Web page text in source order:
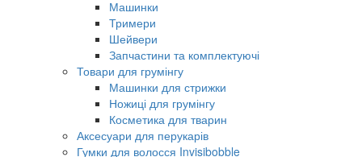
Машинки
Тримери
Шейвери
Запчастини та комплектуючі
Товари для грумінгу
Машинки для стрижки
Ножиці для грумінгу
Косметика для тварин
Аксесуари для перукарів
Гумки для волосся Invisibobble